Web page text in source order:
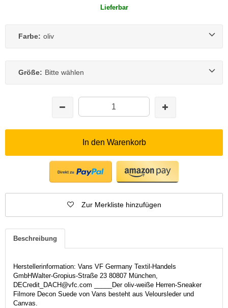
Lieferbar
Farbe: oliv
Größe: Bitte wählen
In den Warenkorb
Zur Merkliste hinzufügen
Beschreibung
Herstellerinformation: Vans VF Germany Textil-Handels
GmbHWalter-Gropius-Straße 23 80807 München,
DECredit_DACH@vfc.com _____Der oliv-weiße Herren-Sneaker
Filmore Decon Suede von Vans besteht aus Veloursleder und
Canvas.